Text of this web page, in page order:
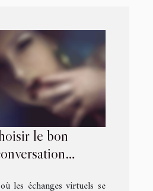
le bon
les échanges virtuels se